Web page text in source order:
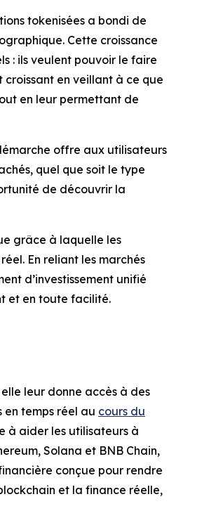
tokenisées a bondi de
Cette croissance
: ils veulent pouvoir le faire
en veillant à ce que
en leur permettant de
offre aux utilisateurs
quel que soit le type
de découvrir la
grâce à laquelle les
En reliant les marchés
d’investissement unifié
et en toute facilité.
leur donne accès à des
en temps réel au cours du
à aider les utilisateurs à
Solana et BNB Chain,
conçue pour rendre
et la finance réelle,